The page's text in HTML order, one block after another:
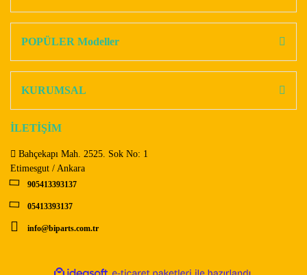
Ürün açıklamasında eksik bilgiler bulunuyor.
Bu ürüne benzer farklı alternatifler olmalı.
POPÜLER Modeller
KURUMSAL
İLETİŞİM
Bahçekapı Mah. 2525. Sok No: 1
Etimesgut / Ankara
905413393137
05413393137
info@biparts.com.tr